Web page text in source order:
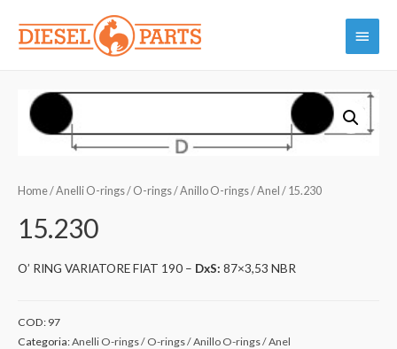
contenuto
Menu
Home/Anelli O-rings / O-rings / Anillo O-rings / Anel / 15.230
15.230
O’ RING VARIATORE FIAT 190 – DxS: 87×3,53 NBR
COD: 97
Categoria:Anelli O-rings / O-rings / Anillo O-rings / Anel